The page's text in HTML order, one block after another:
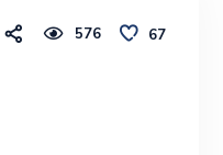
576 67